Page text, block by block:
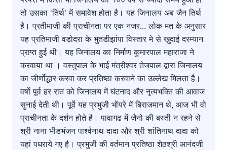
तो उसका 'तिर्थ' में समावेश होता है। यह जिनालय अब जैन तिर्थ
है। प्रतीमाजी की प्राचीनता पर एक नजर... लोक मत के अनुसार
यह प्रतिमाजी वडोदरा के भुतडीझांपा विस्तार मे से खुदाई दरम्यान
प्राप्त हुई थी। यह जिनालय का निर्माण कुमारपाल महाराजा ने
करवाया था । वस्तुपाल के भाई मंत्रीश्वर तेजपाल द्वारा जिनालय
का जीर्णोद्धार करवा कर प्रतिष्ठा करवाने का उल्लेख मिलता है।
वर्षो पूर्व हर रात को जिनालय में घंटनाद और नृत्यभक्ति की आवाज
सुनाई देती थी। पूर्वे यह प्रभुजी भोंयरे में बिराजमान थे, आज भी वो
प्राचीनता के दर्शन होते है। पावागढ में जैनो की बस्ती न रहने से
श्री नाना भीडभंजन पार्श्वनाथ दादा और श्री शांतिनाथ दादा को
यहां पधराये गए है। प्रभुजी की वर्तमान प्रतिष्ठा शेठश्री आनंदजी